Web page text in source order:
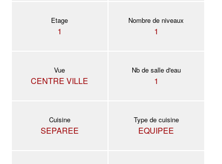
Etage
1
Nombre de niveaux
1
Vue
CENTRE VILLE
Nb de salle d'eau
1
Cuisine
SEPAREE
Type de cuisine
EQUIPEE